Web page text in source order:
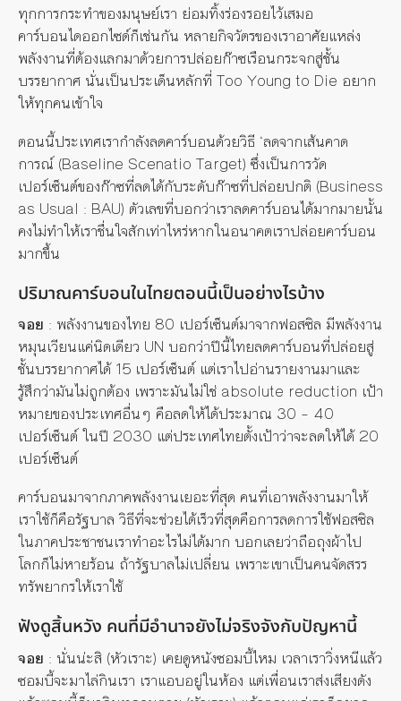
ทุกการกระทำของมนุษย์เรา ย่อมทิ้งร่องรอยไว้เสมอ
คาร์บอนไดออกไซด์ก็เช่นกัน หลายกิจวัตรของเราอาศัยแหล่ง
พลังงานที่ต้องแลกมาด้วยการปล่อยก๊าซเรือนกระจกสู่ชั้น
บรรยากาศ นั่นเป็นประเด็นหลักที่ Too Young to Die อยาก
ให้ทุกคนเข้าใจ
ตอนนี้ประเทศเรากำลังลดคาร์บอนด้วยวิธี ‘ลดจากเส้นคาด
การณ์ (Baseline Scenatio Target) ซึ่งเป็นการวัด
เปอร์เซ็นต์ของก๊าซที่ลดได้กับระดับก๊าซที่ปล่อยปกติ (Business
as Usual : BAU) ตัวเลขที่บอกว่าเราลดคาร์บอนได้มากมายนั้น
คงไม่ทำให้เราชื่นใจสักเท่าไหร่หากในอนาคตเราปล่อยคาร์บอน
มากขึ้น
ปริมาณคาร์บอนในไทยตอนนี้เป็นอย่างไรบ้าง
จอย : พลังงานของไทย 80 เปอร์เซ็นต์มาจากฟอสซิล มีพลังงาน
หมุนเวียนแค่นิดเดียว UN บอกว่าปีนี้ไทยลดคาร์บอนที่ปล่อยสู่
ชั้นบรรยากาศได้ 15 เปอร์เซ็นต์ แต่เราไปอ่านรายงานมาและ
รู้สึกว่ามันไม่ถูกต้อง เพราะมันไม่ใช่ absolute reduction เป้า
หมายของประเทศอื่นๆ คือลดให้ได้ประมาณ 30 – 40
เปอร์เซ็นต์ ในปี 2030 แต่ประเทศไทยตั้งเป้าว่าจะลดให้ได้ 20
เปอร์เซ็นต์
คาร์บอนมาจากภาคพลังงานเยอะที่สุด คนที่เอาพลังงานมาให้
เราใช้ก็คือรัฐบาล วิธีที่จะช่วยได้เร็วที่สุดคือการลดการใช้ฟอสซิล
ในภาคประชาชนเราทำอะไรไม่ได้มาก บอกเลยว่าถือถุงผ้าไป
โลกก็ไม่หายร้อน ถ้ารัฐบาลไม่เปลี่ยน เพราะเขาเป็นคนจัดสรร
ทรัพยากรให้เราใช้
ฟังดูสิ้นหวัง คนที่มีอำนาจยังไม่จริงจังกับปัญหานี้
จอย : นั่นน่ะสิ (หัวเราะ) เคยดูหนังซอมบี้ไหม เวลาเราวิ่งหนีแล้ว
ซอมบี้จะมาไล่กินเรา เราแอบอยู่ในห้อง แต่เพื่อนเราส่งเสียงดัง